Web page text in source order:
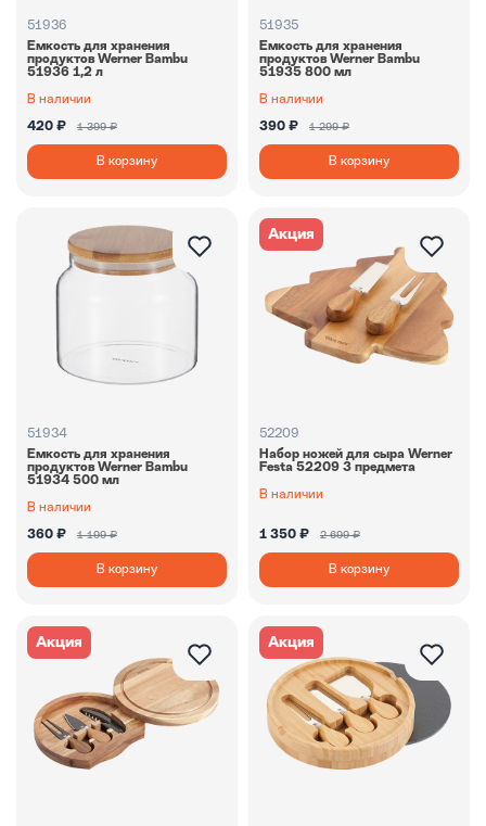
51936
Емкость для хранения
продуктов Werner Bambu
51936 1,2 л
В наличии
420 ₽ 1 399 ₽
В корзину
51935
Емкость для хранения
продуктов Werner Bambu
51935 800 мл
В наличии
390 ₽ 1 299 ₽
В корзину
51934
Емкость для хранения
продуктов Werner Bambu
51934 500 мл
В наличии
360 ₽ 1 199 ₽
В корзину
Акция
52209
Набор ножей для сыра Werner
Festa 52209 3 предмета
В наличии
1 350 ₽ 2 699 ₽
В корзину
Акция Акция